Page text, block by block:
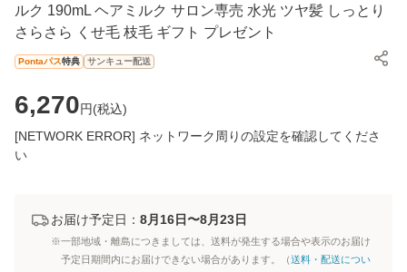
ルク 190mL ヘアミルク サロン専売 水光 ツヤ髪 しっとり
さらさら くせ毛 枝毛 ギフト プレゼント
Pontaパス特典 サンキュー配送
6,270円(税込)
[NETWORK ERROR] ネットワーク周りの設定を確認してくださ
い
お届け予定日： 8月16日〜8月23日
※一部地域・離島につきましては、送料が発生する場合や表示のお届け
予定日期間内にお届けできない場合があります。（送料・配送につい